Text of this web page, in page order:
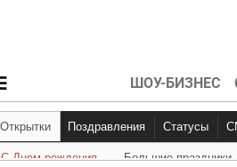
ШОУ-БИЗНЕС
Открытки Поздравления
С Днем рождения
Статусы
Другое
С Днем рождения Большие праздники